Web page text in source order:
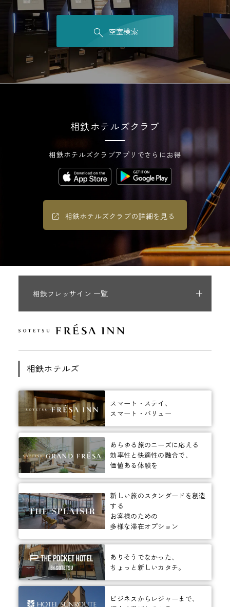
空室検索
相鉄ホテルズクラブ
相鉄ホテルズクラブアプリでさらにお得
相鉄ホテルズクラブの詳細を見る
相鉄フレッサイン 一覧
相鉄ホテルズ
スマート・ステイ、
スマート・バリュー
あらゆる旅のニーズに応える
効率性と快適性の融合で、
価値ある体験を
新しい旅のスタンダードを創造
する
お客様のための
多様な滞在オプション
ありそうでなかった、
ちょっと新しいカタチ。
ビジネスからレジャーまで、